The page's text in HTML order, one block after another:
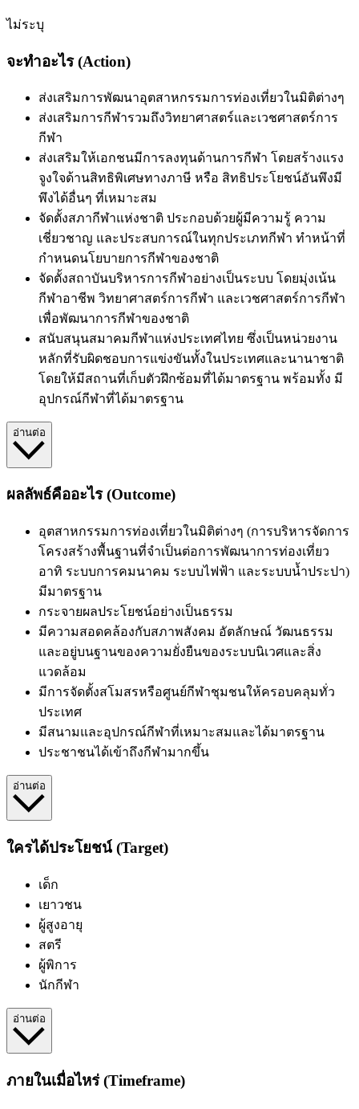
ไม่ระบุ
จะทำอะไร (Action)
ส่งเสริมการพัฒนาอุตสาหกรรมการท่องเที่ยวในมิติต่างๆ
ส่งเสริมการกีฬารวมถึงวิทยาศาสตร์และเวชศาสตร์การ
กีฬา
ส่งเสริมให้เอกชนมีการลงทุนด้านการกีฬา โดยสร้างแรง
จูงใจด้านสิทธิพิเศษทางภาษี หรือ สิทธิประโยชน์อันพึงมี
พึงได้อื่นๆ ที่เหมาะสม
จัดตั้งสภากีฬาแห่งชาติ ประกอบด้วยผู้มีความรู้ ความ
เชี่ยวชาญ และประสบการณ์ในทุกประเภทกีฬา ทำหน้าที่
กำหนดนโยบายการกีฬาของชาติ
จัดตั้งสถาบันบริหารการกีฬาอย่างเป็นระบบ โดยมุ่งเน้น
กีฬาอาชีพ วิทยาศาสตร์การกีฬา และเวชศาสตร์การกีฬา
เพื่อพัฒนาการกีฬาของชาติ
สนับสนุนสมาคมกีฬาแห่งประเทศไทย ซึ่งเป็นหน่วยงาน
หลักที่รับผิดชอบการแข่งขันทั้งในประเทศและนานาชาติ
โดยให้มีสถานที่เก็บตัวฝึกซ้อมที่ได้มาตรฐาน พร้อมทั้ง มี
อุปกรณ์กีฬาที่ได้มาตรฐาน
อ่านต่อ
ผลลัพธ์คืออะไร (Outcome)
อุตสาหกรรมการท่องเที่ยวในมิติต่างๆ (การบริหารจัดการ
โครงสร้างพื้นฐานที่จำเป็นต่อการพัฒนาการท่องเที่ยว
อาทิ ระบบการคมนาคม ระบบไฟฟ้า และระบบน้ำประปา)
มีมาตรฐาน
กระจายผลประโยชน์อย่างเป็นธรรม
มีความสอดคล้องกับสภาพสังคม อัตลักษณ์ วัฒนธรรม
และอยู่บนฐานของความยั่งยืนของระบบนิเวศและสิ่ง
แวดล้อม
มีการจัดตั้งสโมสรหรือศูนย์กีฬาชุมชนให้ครอบคลุมทั่ว
ประเทศ
มีสนามและอุปกรณ์กีฬาที่เหมาะสมและได้มาตรฐาน
ประชาชนได้เข้าถึงกีฬามากขึ้น
อ่านต่อ
ใครได้ประโยชน์ (Target)
เด็ก
เยาวชน
ผู้สูงอายุ
สตรี
ผู้พิการ
นักกีฬา
อ่านต่อ
ภายในเมื่อไหร่ (Timeframe)